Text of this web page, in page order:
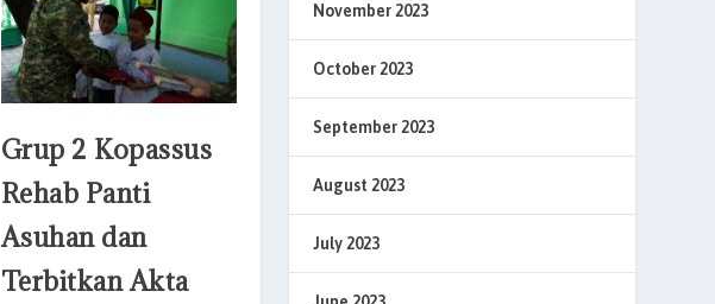
Grup 2 Kopassus
Rehab Panti
Asuhan dan
Terbitkan Akta
November 2023
October 2023
September 2023
August 2023
July 2023